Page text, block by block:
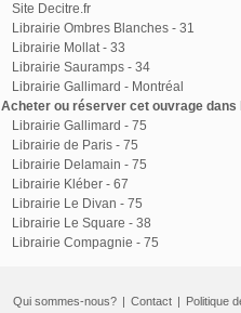
Site Decitre.fr
Librairie Ombres Blanches - 31
Librairie Mollat - 33
Librairie Sauramps - 34
Librairie Gallimard - Montréal
Acheter ou réserver cet ouvrage
Librairie Gallimard - 75
Librairie de Paris - 75
Librairie Delamain - 75
Librairie Kléber - 67
Librairie Le Divan - 75
Librairie Le Square - 38
Librairie Compagnie - 75
Qui sommes-nous? | Contact | Politique